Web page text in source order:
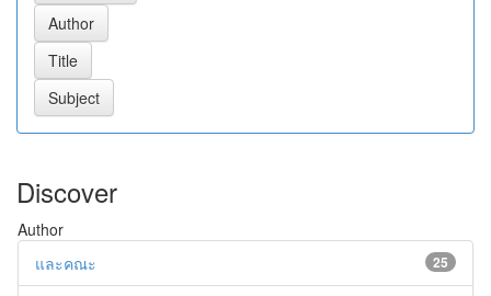
Discover
Author
25
และคณะ